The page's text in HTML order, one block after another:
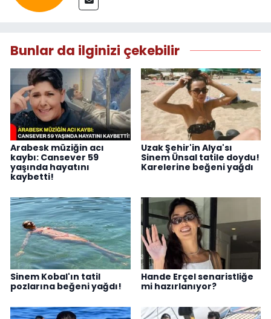
Bunlar da ilginizi çekebilir
Arabesk müziğin acı
kaybı: Cansever 59
yaşında hayatını
kaybetti!
Uzak Şehir'in Alya'sı
Sinem Ünsal tatile doydu!
Karelerine beğeni yağdı
Sinem Kobal'ın tatil
pozlarına beğeni yağdı!
Hande Erçel senaristliğe
mi hazırlanıyor?